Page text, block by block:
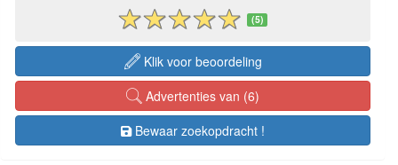
(5)
Klik voor beoordeling
Advertenties van (6)
Bewaar zoekopdracht !